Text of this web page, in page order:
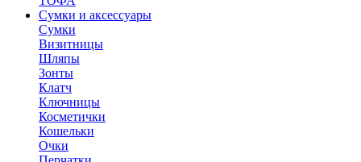
Сумки и аксессуары
Сумки
Визитницы
Шляпы
Зонты
Клатч
Ключницы
Косметички
Кошельки
Очки